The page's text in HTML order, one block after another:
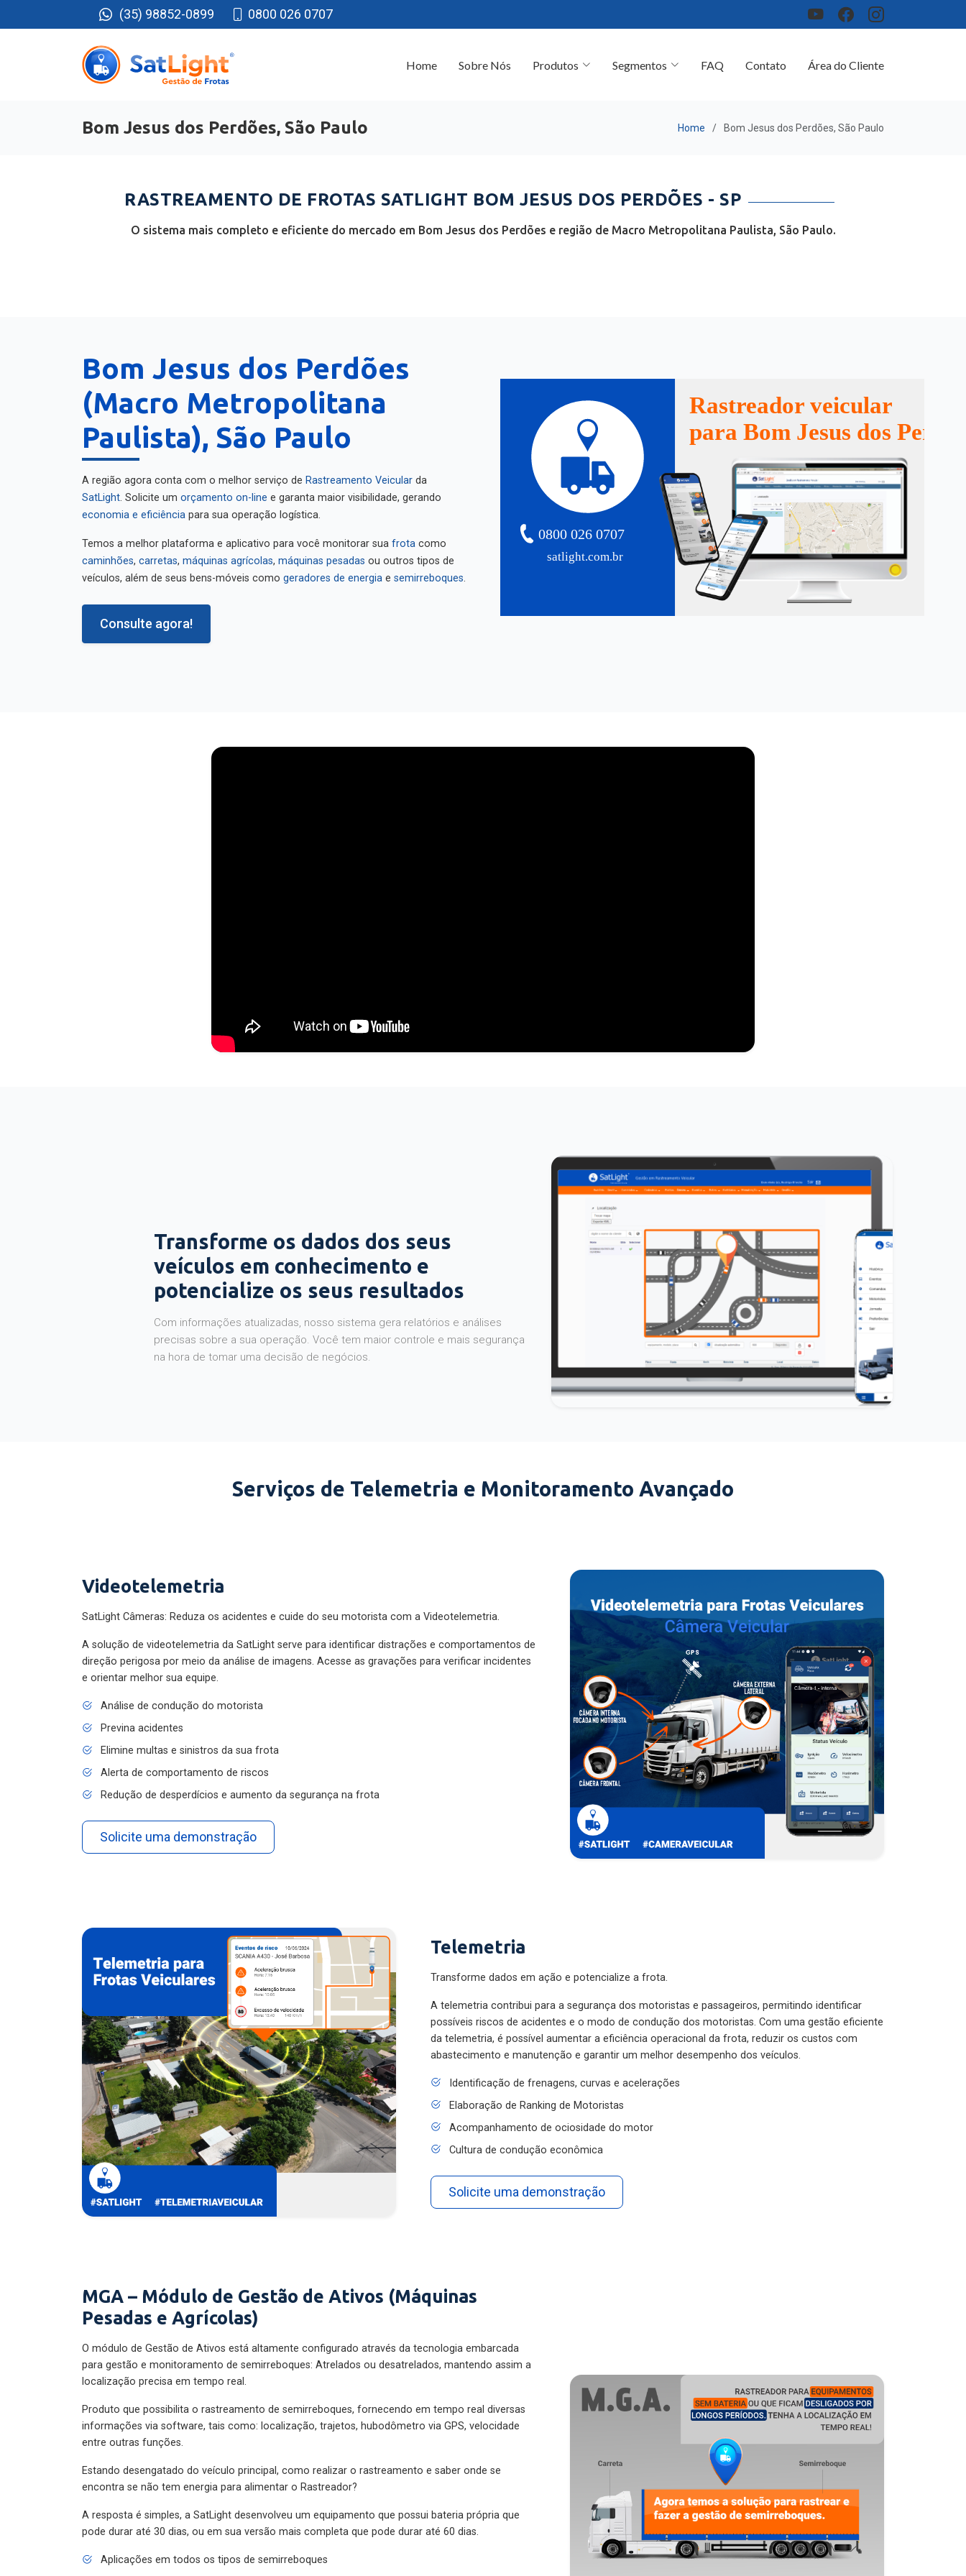
(35) 98852-0899 0800 026 0707
Home Sobre Nós Produtos Segmentos FAQ Contato Área do Cliente
Bom Jesus dos Perdões, São Paulo Home Bom Jesus dos Perdões, São Paulo
RASTREAMENTO DE FROTAS SATLIGHT BOM JESUS DOS PERDÕES - SP
O sistema mais completo e eficiente do mercado em Bom Jesus dos Perdões e região de Macro Metropolitana Paulista, São Paulo.
Bom Jesus dos Perdões
(Macro Metropolitana
Paulista), São Paulo
A região agora conta com o melhor serviço de Rastreamento Veicular da
SatLight. Solicite um orçamento on-line e garanta maior visibilidade, gerando
economia e eficiência para sua operação logística.
Temos a melhor plataforma e aplicativo para você monitorar sua frota como
caminhões, carretas, máquinas agrícolas, máquinas pesadas ou outros tipos de
veículos, além de seus bens-móveis como geradores de energia e semirreboques.
Consulte agora!
satlight.com.br
0800 026 0707
Rastreador veicular
para Bom Jesus dos
Transforme os dados dos seus
veículos em conhecimento e
potencialize os seus resultados
Com informações atualizadas, nosso sistema gera relatórios e análises
precisas sobre a sua operação. Você tem maior controle e mais segurança
na hora de tomar uma decisão de negócios.
Serviços de Telemetria e Monitoramento Avançado
Videotelemetria
SatLight Câmeras: Reduza os acidentes e cuide do seu motorista com a Videotelemetria.
A solução de videotelemetria da SatLight serve para identificar distrações e comportamentos de
direção perigosa por meio da análise de imagens. Acesse as gravações para verificar incidentes
e orientar melhor sua equipe.
Análise de condução do motorista
Previna acidentes
Elimine multas e sinistros da sua frota
Alerta de comportamento de riscos
Redução de desperdícios e aumento da segurança na frota
Solicite uma demonstração
Telemetria
Transforme dados em ação e potencialize a frota.
A telemetria contribui para a segurança dos motoristas e passageiros, permitindo identificar
possíveis riscos de acidentes e o modo de condução dos motoristas. Com uma gestão eficiente
da telemetria, é possível aumentar a eficiência operacional da frota, reduzir os custos com
abastecimento e manutenção e garantir um melhor desempenho dos veículos.
Identificação de frenagens, curvas e acelerações
Elaboração de Ranking de Motoristas
Acompanhamento de ociosidade do motor
Cultura de condução econômica
Solicite uma demonstração
MGA – Módulo de Gestão de Ativos (Máquinas
Pesadas e Agrícolas)
O módulo de Gestão de Ativos está altamente configurado através da tecnologia embarcada
para gestão e monitoramento de semirreboques: Atrelados ou desatrelados, mantendo assim a
localização precisa em tempo real.
Produto que possibilita o rastreamento de semirreboques, fornecendo em tempo real diversas
informações via software, tais como: localização, trajetos, hubodômetro via GPS, velocidade
entre outras funções.
Estando desengatado do veículo principal, como realizar o rastreamento e saber onde se
encontra se não tem energia para alimentar o Rastreador?
A resposta é simples, a SatLight desenvolveu um equipamento que possui bateria própria que
pode durar até 30 dias, ou em sua versão mais completa que pode durar até 60 dias.
Aplicações em todos os tipos de semirreboques